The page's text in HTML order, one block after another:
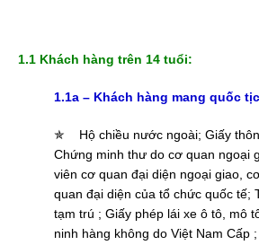
1.1 Khách hàng trên 14 tuổi:
1.1a – Khách hàng mang quốc
✯ Hộ chiều nước ngoài; Giấy
Chứng minh thư do cơ quan ngoại
viên cơ quan đại diện ngoại giao,
quan đại diện của tổ chức quốc tế;
tạm trú ; Giấy phép lái xe ô tô, mô
ninh hàng không do Việt Nam Cấp